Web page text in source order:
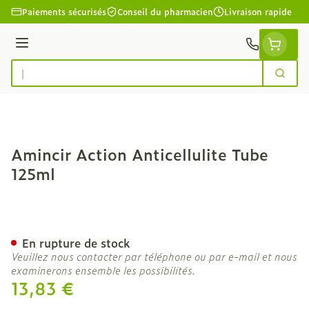
Aller au contenu
Paiements sécurisés Conseil du pharmacien Livraison rapide
Menu
Rechercher
Amincir Action Anticellulite Tube
125ml
13,83 €
En rupture de stock
Veuillez nous contacter par téléphone ou par e-mail et nous
examinerons ensemble les possibilités.